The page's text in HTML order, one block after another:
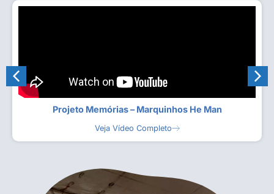
Projeto Memórias – Marquinhos He Man
Veja Vídeo Completo